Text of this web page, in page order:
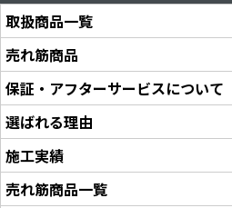
取扱商品一覧
売れ筋商品
保証・アフターサービスについて
選ばれる理由
施工実績
売れ筋商品一覧